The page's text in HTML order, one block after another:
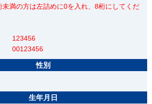
満の方は左詰めに0を入れ、8桁にしてくだ
123456
00123456
性別
生年月日